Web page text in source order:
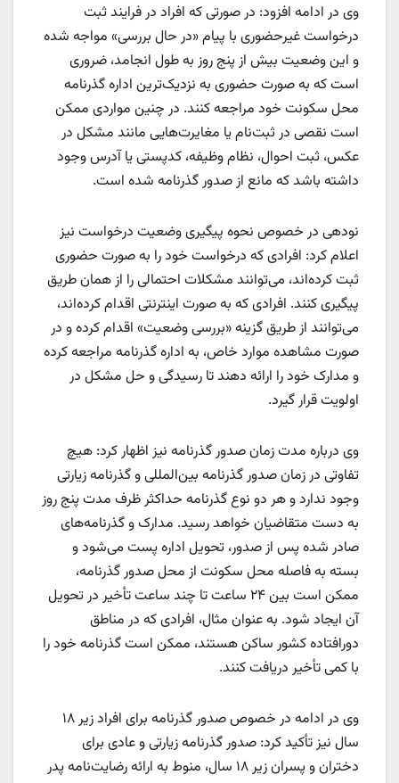
وی در ادامه افزود: در صورتی که افراد در فرایند ثبت
درخواست غیرحضوری با پیام «در حال بررسی» مواجه شده
و این وضعیت بیش از پنج روز به طول انجامد، ضروری
است که به صورت حضوری به نزدیک‌ترین اداره گذرنامه
محل سکونت خود مراجعه کنند. در چنین مواردی ممکن
است نقصی در ثبت‌نام یا مغایرت‌هایی مانند مشکل در
عکس، ثبت احوال، نظام وظیفه، کدپستی یا آدرس وجود
داشته باشد که مانع از صدور گذرنامه شده است.
نودهی در خصوص نحوه پیگیری وضعیت درخواست نیز
اعلام کرد: افرادی که درخواست خود را به صورت حضوری
ثبت کرده‌اند، می‌توانند مشکلات احتمالی را از همان طریق
پیگیری کنند. افرادی که به صورت اینترنتی اقدام کرده‌اند،
می‌توانند از طریق گزینه «بررسی وضعیت» اقدام کرده و در
صورت مشاهده موارد خاص، به اداره گذرنامه مراجعه کرده
و مدارک خود را ارائه دهند تا رسیدگی و حل مشکل در
اولویت قرار گیرد.
وی درباره مدت زمان صدور گذرنامه نیز اظهار کرد: هیچ
تفاوتی در زمان صدور گذرنامه بین‌المللی و گذرنامه زیارتی
وجود ندارد و هر دو نوع گذرنامه حداکثر ظرف مدت پنج روز
به دست متقاضیان خواهد رسید. مدارک و گذرنامه‌های
صادر شده پس از صدور، تحویل اداره پست می‌شود و
بسته به فاصله محل سکونت از محل صدور گذرنامه،
ممکن است بین ۲۴ ساعت تا چند ساعت تأخیر در تحویل
آن ایجاد شود. به عنوان مثال، افرادی که در مناطق
دورافتاده کشور ساکن هستند، ممکن است گذرنامه خود را
با کمی تأخیر دریافت کنند.
وی در ادامه در خصوص صدور گذرنامه برای افراد زیر ۱۸
سال نیز تأکید کرد: صدور گذرنامه زیارتی و عادی برای
دختران و پسران زیر ۱۸ سال، منوط به ارائه رضایت‌نامه پدر